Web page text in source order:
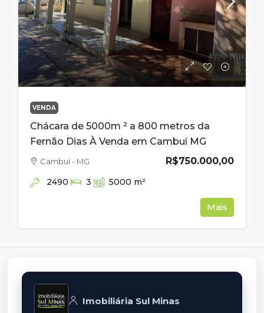
VENDA
Chácara de 5000m ² a 800 metros da
Fernão Dias À Venda em Cambuí MG
R$750.000,00
Cambuí - MG
2490 3 5000 m²
Mais
Imobiliária Sul Minas